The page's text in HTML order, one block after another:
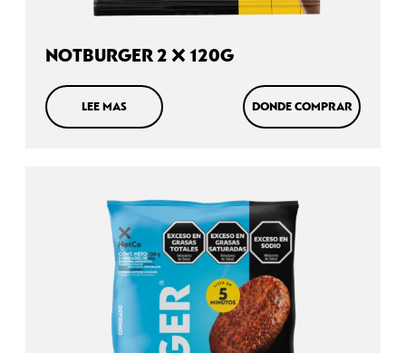
NOTBURGER 2 X 120G
LEE MAS DONDE COMPRAR